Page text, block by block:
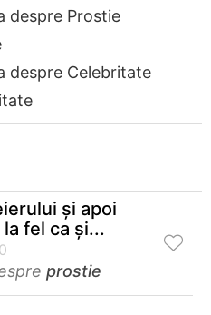
despre Prostie
despre Celebritate
şi apoi
fel ca şi...
prostie